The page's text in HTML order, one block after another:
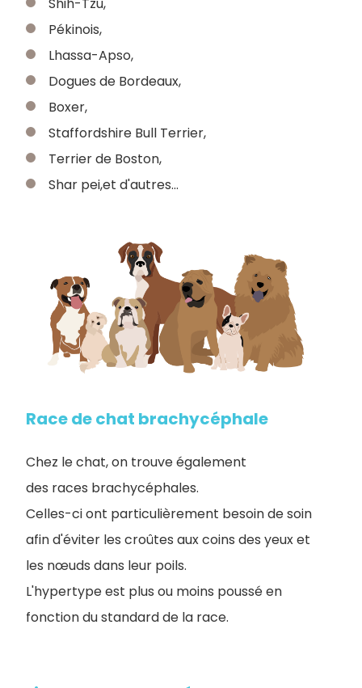
Pékinois,
Lhassa-Apso,
Dogues de Bordeaux,
Boxer,
Staffordshire Bull Terrier,
Terrier de Boston,
Shar pei,et d'autres...
Race de chat brachycéphale
Chez le chat, on trouve également
des races brachycéphales.
Celles-ci ont particulièrement besoin de soin
afin d'éviter les croûtes aux coins des yeux et
les nœuds dans leur poils.
L'hypertype est plus ou moins poussé en
fonction du standard de la race.